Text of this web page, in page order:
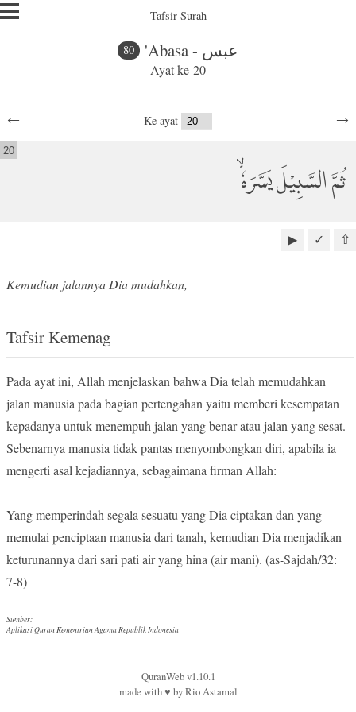
Tafsir Surah
80 'Abasa - عبس
Ayat ke-20
← →
Ke ayat
ثُمَّ السَّبِيْلَ يَسَّرَهٗۙ
20
⇧
✓
▶
Kemudian jalannya Dia mudahkan,
Tafsir Kemenag
Pada ayat ini, Allah menjelaskan bahwa Dia telah memudahkan
jalan manusia pada bagian pertengahan yaitu memberi kesempatan
kepadanya untuk menempuh jalan yang benar atau jalan yang sesat.
Sebenarnya manusia tidak pantas menyombongkan diri, apabila ia
mengerti asal kejadiannya, sebagaimana firman Allah:
Yang memperindah segala sesuatu yang Dia ciptakan dan yang
memulai penciptaan manusia dari tanah, kemudian Dia menjadikan
keturunannya dari sari pati air yang hina (air mani). (as-Sajdah/32:
7-8)
Sumber:
Aplikasi Quran Kementrian Agama Republik Indonesia
QuranWeb v1.10.1
made with♥︎ byRio Astamal